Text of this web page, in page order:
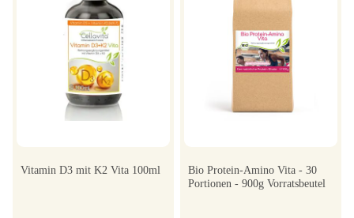
Vitamin D3 mit K2 Vita 100ml
Bio Protein-Amino Vita - 30
Portionen - 900g Vorratsbeutel